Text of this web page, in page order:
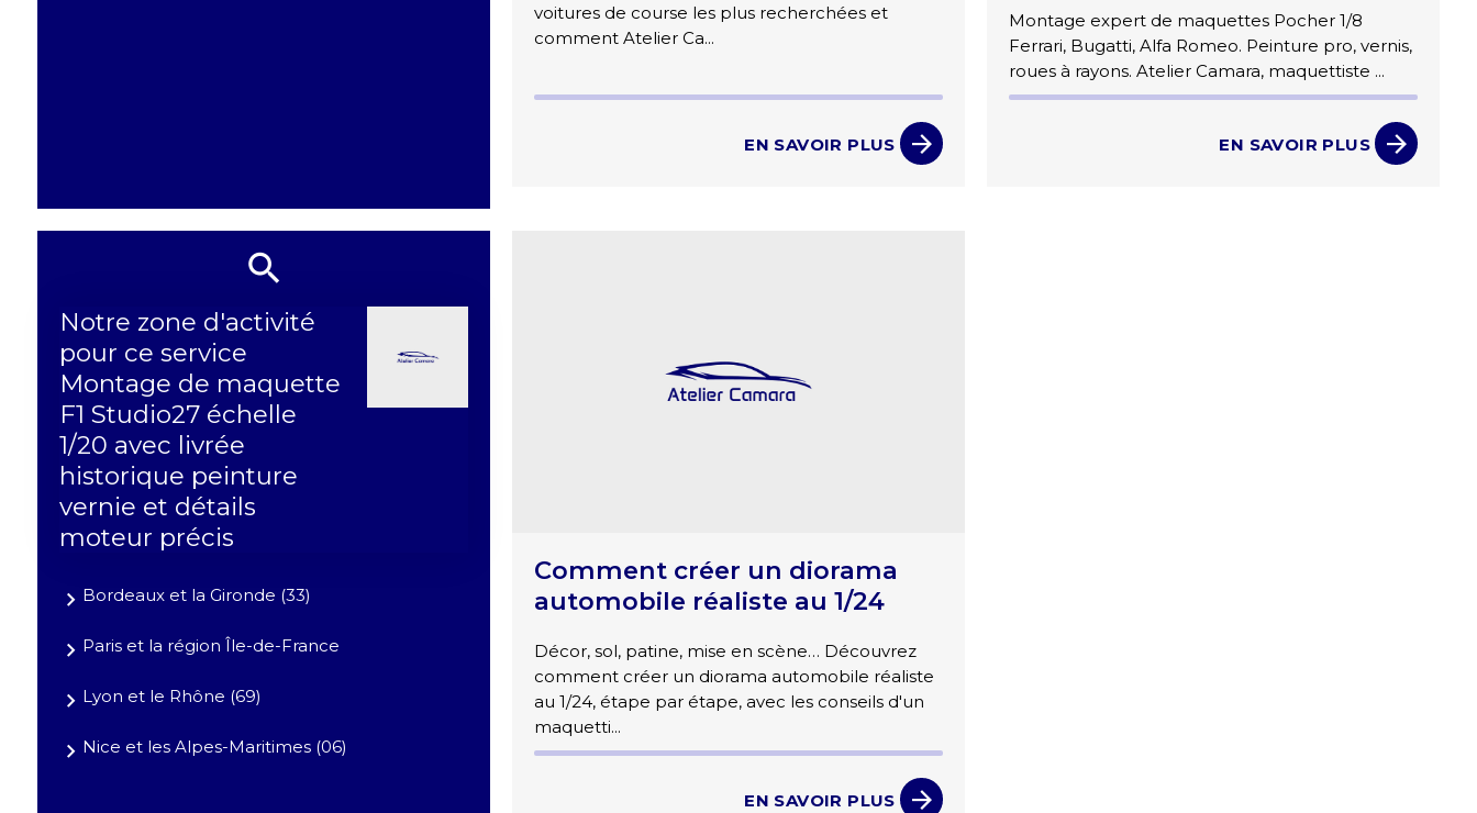
voitures de course les plus recherchées et
comment Atelier Ca...
EN SAVOIR PLUS
Montage expert de maquettes Pocher 1/8
Ferrari, Bugatti, Alfa Romeo. Peinture pro, vernis,
roues à rayons. Atelier Camara, maquettiste ...
EN SAVOIR PLUS
Notre zone d'activité
pour ce service
Montage de maquette
F1 Studio27 échelle
1/20 avec livrée
historique peinture
vernie et détails
moteur précis
Bordeaux et la Gironde (33)
Paris et la région Île-de-France
Lyon et le Rhône (69)
Nice et les Alpes-Maritimes (06)
Comment créer un diorama
automobile réaliste au 1/24
Décor, sol, patine, mise en scène… Découvrez
comment créer un diorama automobile réaliste
au 1/24, étape par étape, avec les conseils d'un
maquetti...
EN SAVOIR PLUS